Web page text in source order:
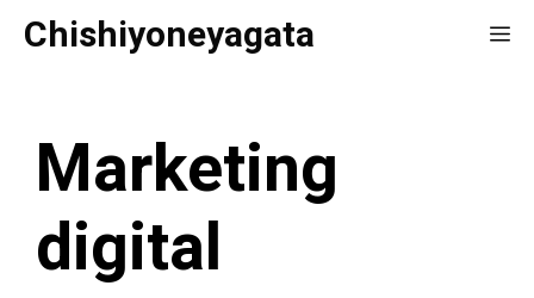
SaltarChishiyoneyagata
Marketing
digital